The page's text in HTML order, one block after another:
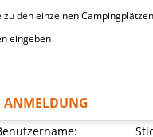
einzelnen
eingeben
ANMELDUNG